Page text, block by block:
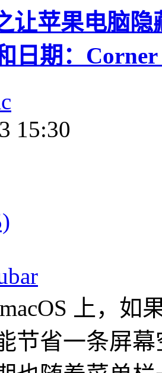
让苹果电脑
日期：Corner
15:30
上，如
节省一条屏